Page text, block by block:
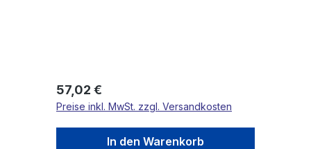
Regulärer Preis:
57,02 €
Preise inkl. MwSt. zzgl. Versandkosten
In den Warenkorb